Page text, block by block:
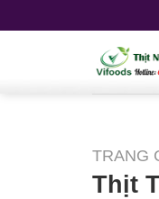
TRANG
Thịt